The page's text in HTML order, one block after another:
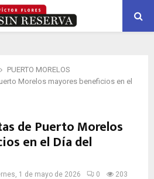
PUERTO MORELOS
Morelos mayores beneficios en el
de Puerto Morelos
en el Día del
1 de mayo de 2026 0 203